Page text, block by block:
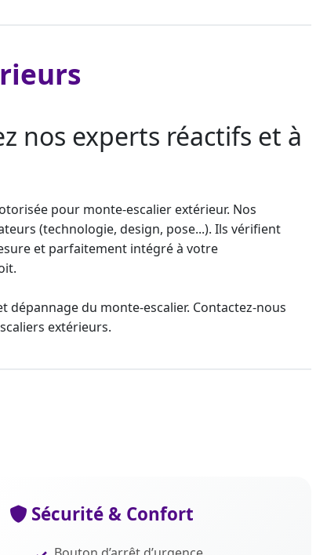
nos experts réactifs et à
pour monte-escalier extérieur. Nos
(technologie, design, pose...). Ils vérifient
et parfaitement intégré à votre
.
dépannage du monte-escalier. Contactez-nous
extérieurs.
Sécurité & Confort